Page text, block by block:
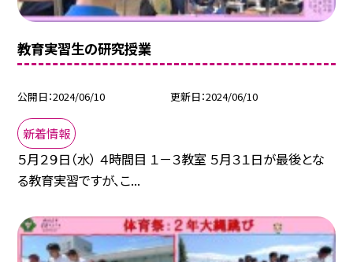
教育実習生の研究授業
公開日 2024/06/10 更新日 2024/06/10
新着情報
５月２９日（水） ４時間目 １－３教室 ５月３１日が最後とな
る教育実習ですが、こ...